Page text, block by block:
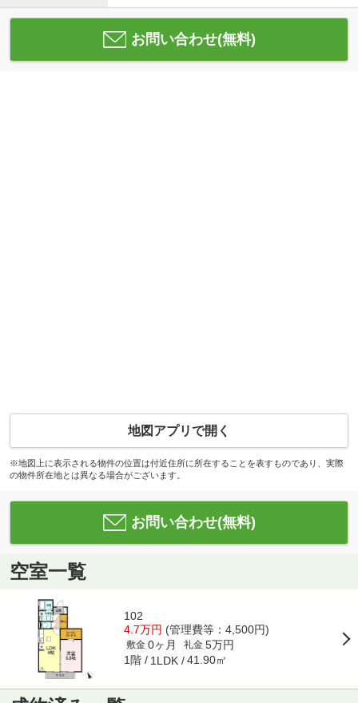
お問い合わせ(無料)
地図アプリで開く
※地図上に表示される物件の位置は付近住所に所在することを表すものであり、実際
の物件所在地とは異なる場合がございます。
お問い合わせ(無料)
空室一覧
102
4.7万円 (管理費等：4,500円)
敷金 0ヶ月 礼金 5万円
1階 1LDK 41.90㎡